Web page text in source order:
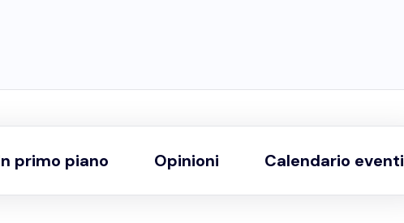
primo piano Opinioni Calendario eventi